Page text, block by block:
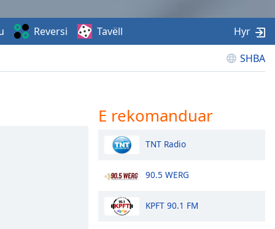
SHBA
Reversi Tavëll Hyr
E rekomanduar
TNT Radio
90.5 WERG
KPFT 90.1 FM